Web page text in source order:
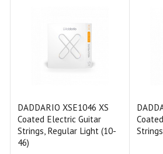
DADDARIO XSE1046 XS
Coated Electric Guitar
Strings, Regular Light (10-
46)